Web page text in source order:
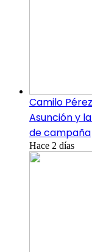
Camilo
Asunción y
de campaña
Hace 2 días